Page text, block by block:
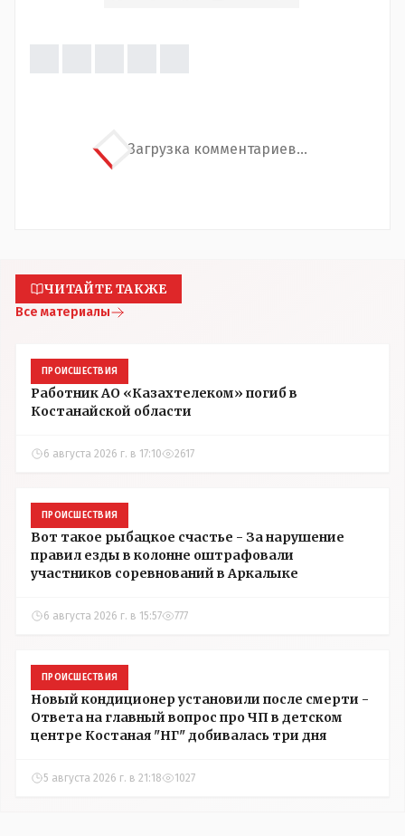
Загрузка комментариев...
ЧИТАЙТЕ ТАКЖЕ
Все материалы
ПРОИСШЕСТВИЯ
Работник АО «Казахтелеком» погиб в
Костанайской области
6 августа 2026 г. в 17:10 2617
ПРОИСШЕСТВИЯ
Вот такое рыбацкое счастье - За нарушение
правил езды в колонне оштрафовали
участников соревнований в Аркалыке
6 августа 2026 г. в 15:57 777
ПРОИСШЕСТВИЯ
Новый кондиционер установили после смерти -
Ответа на главный вопрос про ЧП в детском
центре Костаная "НГ" добивалась три дня
5 августа 2026 г. в 21:18 1027